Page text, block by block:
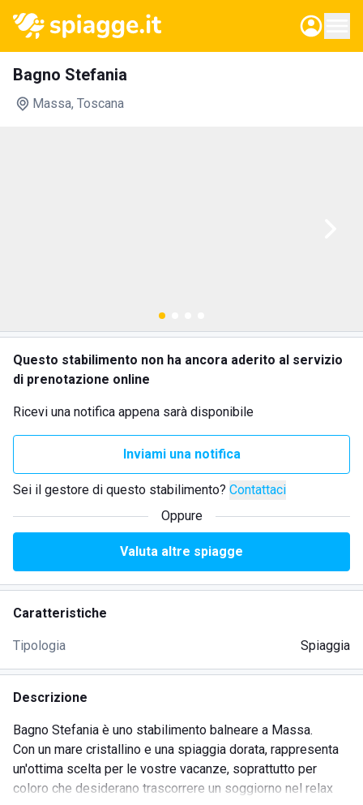
Bagno Stefania
Massa, Toscana
Questo stabilimento non ha ancora aderito al servizio
di prenotazione online
Ricevi una notifica appena sarà disponibile
Inviami una notifica
Sei il gestore di questo stabilimento? Contattaci
Oppure
Valuta altre spiagge
Caratteristiche
Tipologia Spiaggia
Descrizione
Bagno Stefania è uno stabilimento balneare a Massa.
Con un mare cristallino e una spiaggia dorata, rappresenta
un'ottima scelta per le vostre vacanze, soprattutto per
coloro che desiderano trascorrere un soggiorno nel relax